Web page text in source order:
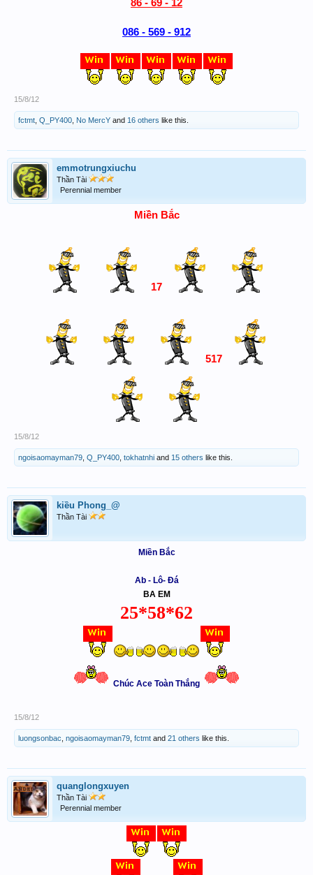
086 - 569 - 912
15/8/12
fctmt Q_PY400 No MercY and 16 others like this.
emmotrungxiuchu
Thần Tài
Perennial member
Miền Bắc
17
517
15/8/12
ngoisaomayman79 Q_PY400 tokhatnhi and 15 others like this.
kiều Phong_@
Thần Tài
Miền Bắc
Ab - Lô- Đá
BA EM
25*58*62
Chúc Ace Toàn Thắng
15/8/12
luongsonbac ngoisaomayman79 fctmt and 21 others like this.
quanglongxuyen
Thần Tài
Perennial member